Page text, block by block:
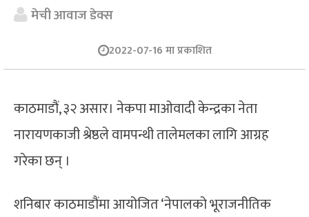
मेची आवाज डेक्स
2022-07-16 मा प्रकाशित
काठमाडौं, ३२ असार। नेकपा माओवादी केन्द्रका नेता
नारायणकाजी श्रेष्ठले वामपन्थी तालेमलका लागि आग्रह
गरेका छन् ।
शनिबार काठमाडौंमा आयोजित ‘नेपालको भूराजनीतिक